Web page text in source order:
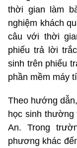
thời gian làm
nghiệm khách
câu với thời
phiếu trả lời
sinh trên phiếu
phần mềm máy
Theo hướng
học sinh thường
An. Trong
phương khác